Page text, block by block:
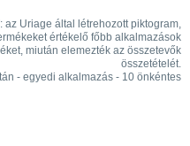
Uriage által létrehozott piktogram,
értékelő főbb alkalmazások
miután elemezték az összetevők
összetételét.
- egyedi alkalmazás - 10 önkéntes